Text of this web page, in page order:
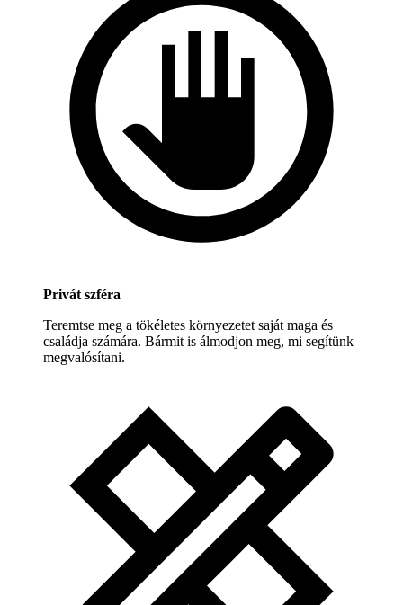
Privát szféra
Teremtse meg a tökéletes környezetet saját maga és
családja számára. Bármit is álmodjon meg, mi segítünk
megvalósítani.